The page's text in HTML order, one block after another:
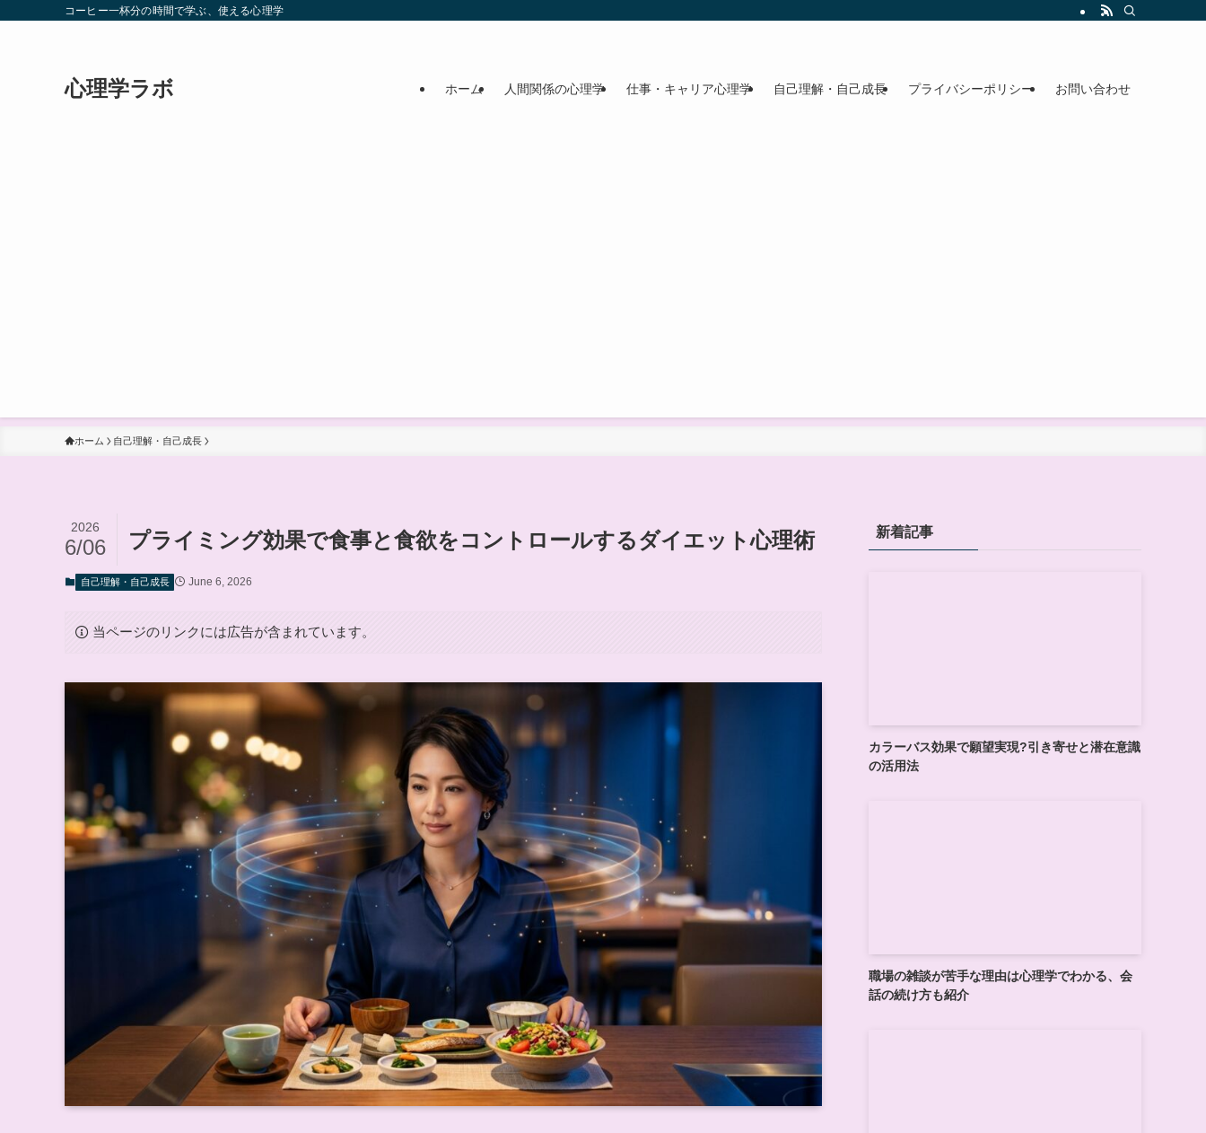
コーヒー一杯分の時間で学ぶ、使える心理学
心理学ラボ ホーム 人間関係の心理学 仕事・キャリア心理学 自己理解・自己成長 プライバシーポリシー お問い合わせ
ホーム 自己理解・自己成長
プライミング効果で食事と食欲をコントロールするダイエット心理術
2026
6/06
自己理解・自己成長 June 6, 2026
当ページのリンクには広告が含まれています。
新着記事
カラーバス効果で願望実現?引き寄せと潜在意識
の活用法
職場の雑談が苦手な理由は心理学でわかる、会
話の続け方も紹介